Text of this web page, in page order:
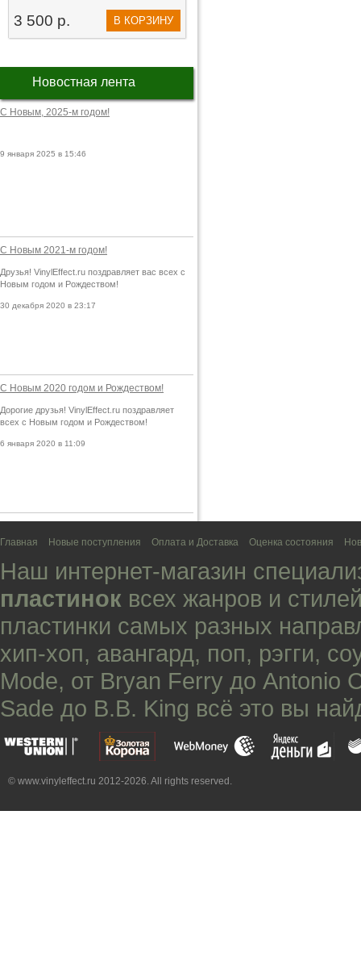
3 500 р. В КОРЗИНУ
Новостная лента
С Новым, 2025-м годом!
9 января 2025 в 15:46
С Новым 2021-м годом!
Друзья! VinylEffect.ru поздравляет вас всех с
Новым годом и Рождеством!
30 декабря 2020 в 23:17
С Новым 2020 годом и Рождеством!
Дорогие друзья! VinylEffect.ru поздравляет
всех с Новым годом и Рождеством!
6 января 2020 в 11:09
Главная Новые поступления Оплата и Доставка Оценка состояния
Наш интернет-магазин
пластинок всех жанров и
пластинки самых разных
хип-хоп, авангард, поп, рэгги,
Mode, от Bryan Ferry до Antonio
Sade до B.B. King всё это вы
© www.vinyleffect.ru 2012-2026. All rights reserved.